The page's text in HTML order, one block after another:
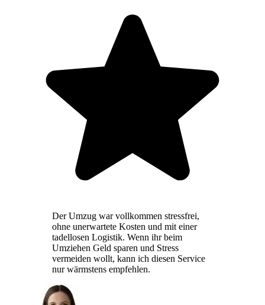
Der Umzug war vollkommen stressfrei,
ohne unerwartete Kosten und mit einer
tadellosen Logistik. Wenn ihr beim
Umziehen Geld sparen und Stress
vermeiden wollt, kann ich diesen Service
nur wärmstens empfehlen.